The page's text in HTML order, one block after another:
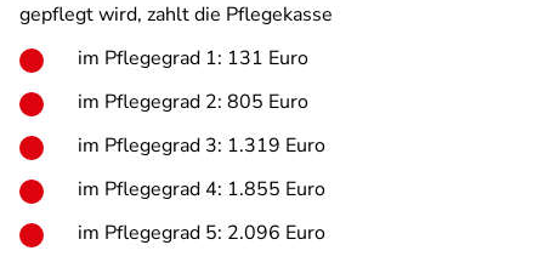
gepflegt wird, zahlt die Pflegekasse
im Pflegegrad 1: 131 Euro
im Pflegegrad 2: 805 Euro
im Pflegegrad 3: 1.319 Euro
im Pflegegrad 4: 1.855 Euro
im Pflegegrad 5: 2.096 Euro